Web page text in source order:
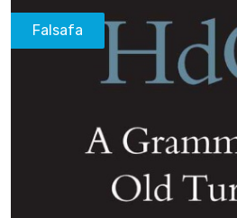
Falsafa